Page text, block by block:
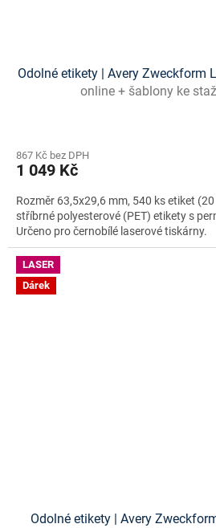
Odolné etikety | Avery Zweckform
online + šablony ke
867 Kč bez DPH
1 049 Kč
Rozměr 63,5x29,6 mm, 540 ks etiket
stříbrné polyesterové (PET) etikety s
Určeno pro černobílé laserové tiskárny.
LASER
Dárek
Odolné etikety | Avery